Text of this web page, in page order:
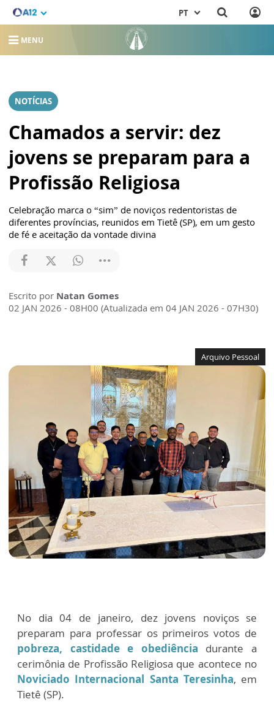
PT
MENU
NOTÍCIAS
Chamados a servir: dez
jovens se preparam para a
Profissão Religiosa
Celebração marca o “sim” de noviços redentoristas de
diferentes províncias, reunidos em Tietê (SP), em um gesto
de fé e aceitação da vontade divina
Escrito por Natan Gomes
02 JAN 2026 - 08H00 (Atualizada em 04 JAN 2026 - 07H30)
Arquivo Pessoal
No dia 04 de janeiro, dez jovens noviços se
preparam para professar os primeiros votos de
pobreza, castidade e obediência durante a
cerimônia de Profissão Religiosa que acontece no
Noviciado Internacional Santa Teresinha, em
Tietê (SP).